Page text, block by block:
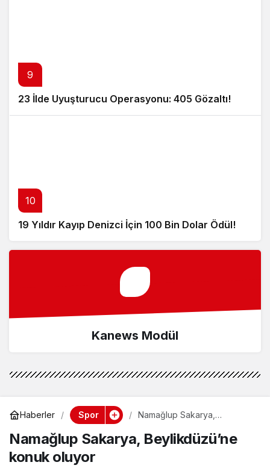
9
23 İlde Uyuşturucu Operasyonu: 405 Gözaltı!
10
19 Yıldır Kayıp Denizci İçin 100 Bin Dolar Ödül!
Kanews Modül
Haberler Spor
Namağlup Sakarya,
Namağlup Sakarya, Beylikdüzü’ne
konuk oluyor